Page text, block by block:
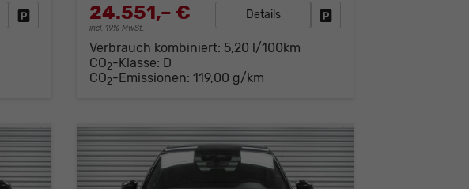
Fahrzeug parken24.551,– €
incl. 19% MwSt.
Details
Verbrauch kombiniert: 5,20 l/100km
CO2-Klasse: D
CO2-Emissionen:119,00 g/km